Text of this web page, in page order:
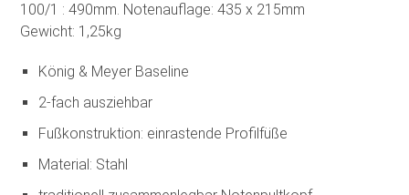
100/1 : 490mm. Notenauflage: 435 x 215mm
Gewicht: 1,25kg
König & Meyer Baseline
2-fach ausziehbar
Fußkonstruktion: einrastende Profilfüße
Material: Stahl